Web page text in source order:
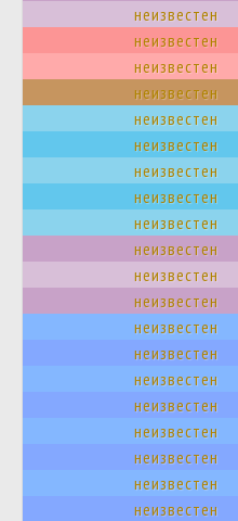
неизвестен
неизвестен
неизвестен
неизвестен
неизвестен
неизвестен
неизвестен
неизвестен
неизвестен
неизвестен
неизвестен
неизвестен
неизвестен
неизвестен
неизвестен
неизвестен
неизвестен
неизвестен
неизвестен
неизвестен